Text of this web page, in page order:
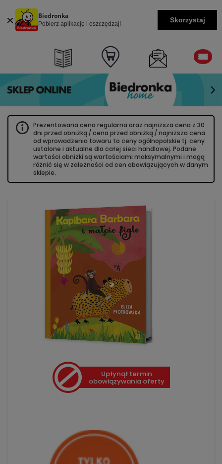
Biedronka
Pobierz aplikację i oszczędzaj! Skorzystaj
Prezentowana cena regularna oraz najniższa cena z 30
dni przed obniżką / cena przed obniżką / najniższa cena
od wprowadzenia towaru to ceny ogólnopolskie tj. ceny
ustalone i aktualne dla całej sieci handlowej. Podane
wartości obniżki są wartościami maksymalnymi i mogą
różnić się w zależności od cen obowiązujących w danym
sklepie.
Upłynął termin
obowiązywania oferty